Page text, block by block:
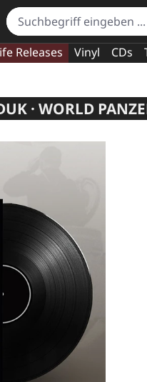
Releases Vinyl CDs
· WORLD